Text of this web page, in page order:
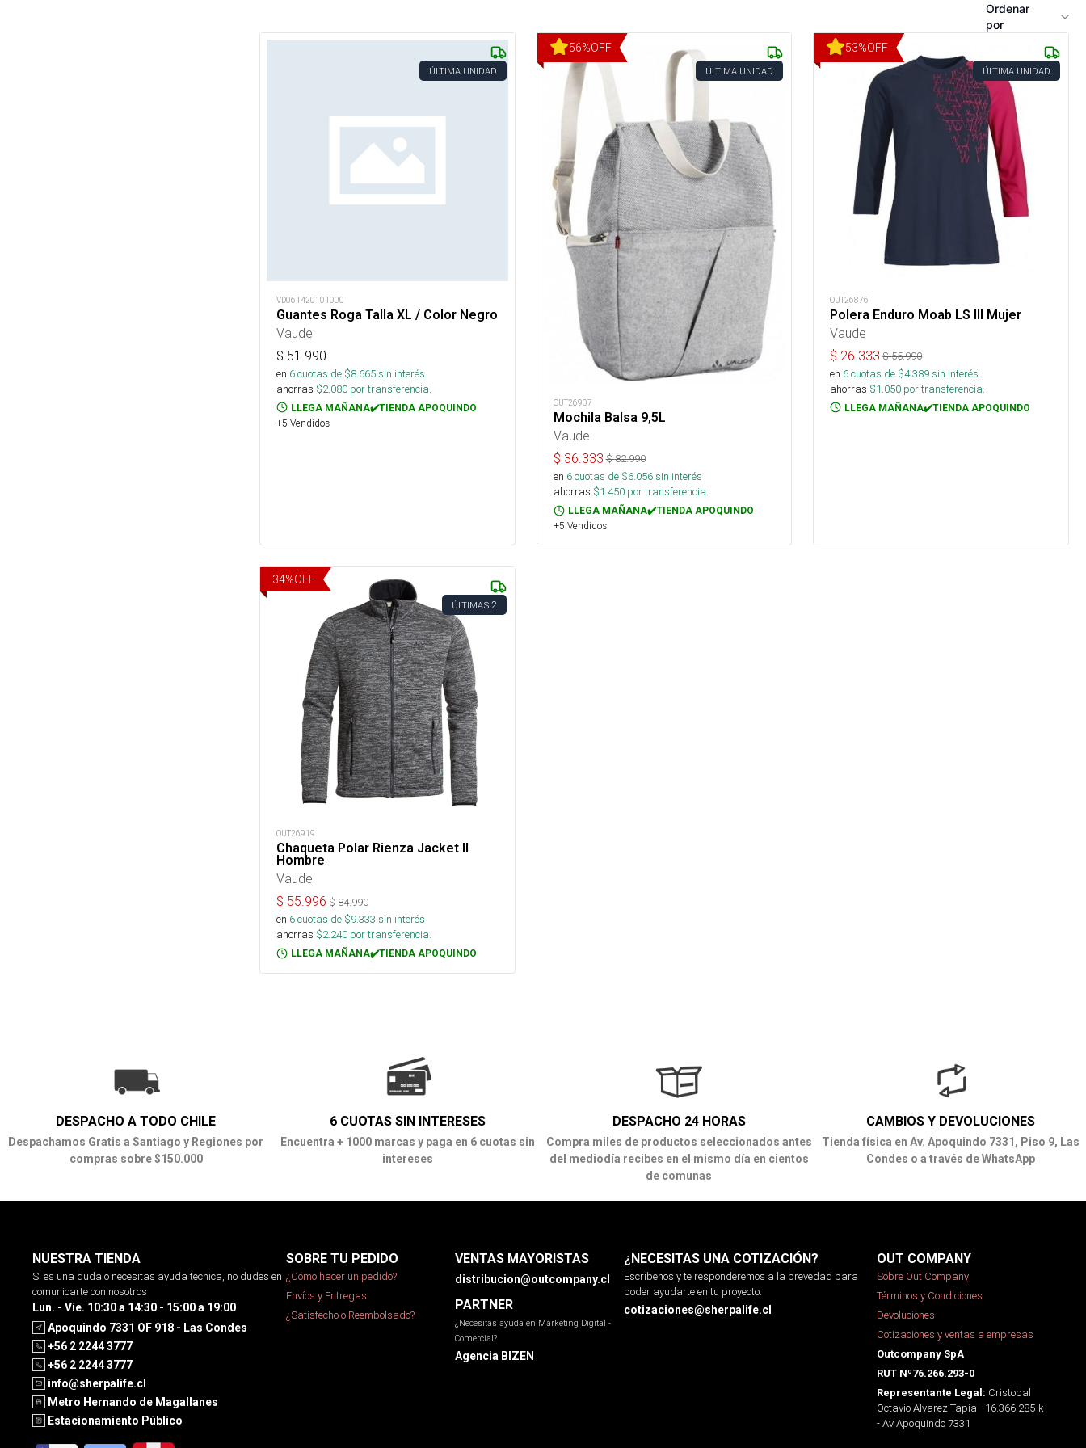
Ordenar
por
ÚLTIMA UNIDAD
VD061420101000
Guantes Roga Talla XL / Color Negro
Vaude
$ 51.990
en 6cuotas de $8.665sin interés
ahorras $2.080 por transferencia.
LLEGA MAÑANA✔️TIENDA APOQUINDO
+5 Vendidos
56%OFF
ÚLTIMA UNIDAD
OUT26907
Mochila Balsa 9,5L
Vaude
$ 36.333 $82.990
en 6cuotas de $6.056sin interés
ahorras $1.450por transferencia.
LLEGA MAÑANA✔️TIENDA APOQUINDO
+5 Vendidos
53%OFF
ÚLTIMA UNIDAD
OUT26876
Polera Enduro Moab LS III Mujer
Vaude
$ 26.333 $55.990
en 6cuotas de $4.389sin interés
ahorras $1.050 por transferencia.
LLEGA MAÑANA✔️TIENDA APOQUINDO
34%OFF
ÚLTIMAS 2
OUT26919
Chaqueta Polar Rienza Jacket II
Hombre
Vaude
$ 55.996 $84.990
en 6cuotas de $9.333 sin interés
ahorras $2.240 por transferencia.
LLEGA MAÑANA✔️TIENDA APOQUINDO
DESPACHO A TODO CHILE
Despachamos Gratis a Santiago y Regiones por
compras sobre $150.000
6 CUOTAS SIN INTERESES
Encuentra + 1000 marcas y paga en 6 cuotas sin
intereses
DESPACHO 24 HORAS
Compra miles de productos seleccionados antes
del mediodía recibes en el mismo día en cientos
de comunas
CAMBIOS Y DEVOLUCIONES
Tienda física en Av. Apoquindo 7331, Piso 9, Las
Condes o a través de WhatsApp
NUESTRA TIENDA
Si es una duda o necesitas ayuda tecnica, no dudes en
comunicarte con nosotros
Lun. - Vie. 10:30 a 14:30 - 15:00 a 19:00
Apoquindo 7331 OF 918 - Las Condes
+56 2 2244 3777
+56 2 2244 3777
info@sherpalife.cl
Metro Hernando de Magallanes
Estacionamiento Público
SOBRE TU PEDIDO
¿Cómo hacer un pedido?
Envíos y Entregas
¿Satisfecho o Reembolsado?
VENTAS MAYORISTAS
distribucion@outcompany.cl
PARTNER
¿Necesitas ayuda en Marketing Digital -
Comercial?
Agencia BIZEN
¿NECESITAS UNA COTIZACIÓN?
Escríbenos y te responderemos a la brevedad para
poder ayudarte en tu proyecto.
cotizaciones@sherpalife.cl
OUT COMPANY
Sobre Out Company
Términos y Condiciones
Devoluciones
Cotizaciones y ventas a empresas
Outcompany SpA
RUT Nº76.266.293-0
Representante Legal: Cristobal
Octavio Alvarez Tapia - 16.366.285-k
- Av Apoquindo 7331